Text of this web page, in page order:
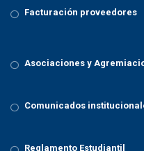
Facturación proveedores
Asociaciones y
Comunicados
Reglamento Estudiantil